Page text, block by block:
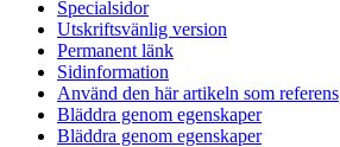
Specialsidor
Utskriftsvänlig version
Permanent länk
Sidinformation
Använd den här artikeln som referens
Bläddra genom egenskaper
Bläddra genom egenskaper